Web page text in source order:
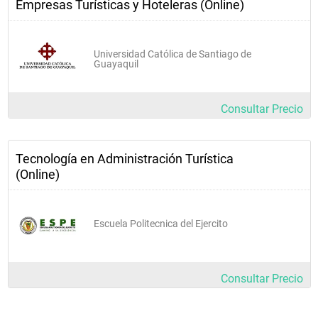
Cruceros
Empresas Turísticas y Hoteleras (Online)
Universidad Católica de Santiago de
Guayaquil
Consultar Precio
Tecnología en Administración Turística
(Online)
Escuela Politecnica del Ejercito
Consultar Precio